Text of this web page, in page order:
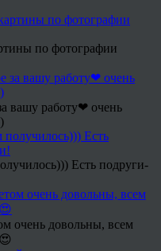
по фотографии
вашу работу❤ очень
Есть подруги-
очень довольны, всем